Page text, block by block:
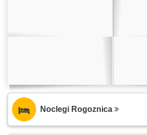
Noclegi Rogoznica